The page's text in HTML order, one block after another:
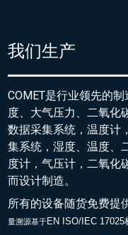
我们生产
COMET是行业领先的
度、大气压力、二氧化
数据采集系统，温度计
集系统，湿度、温度、
度计，气压计，二氧化
而设计制造。
所有的设备随货免费提
量溯源基于EN ISO/IEC 17025